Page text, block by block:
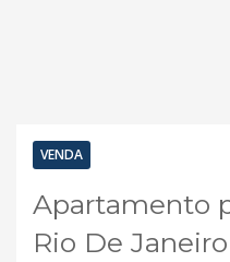
VENDA
Apartamento
Rio De